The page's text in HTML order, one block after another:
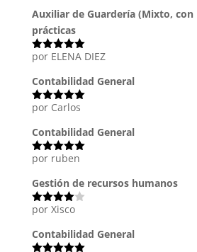
Auxiliar de Guardería (Mixto, con
prácticas
Valorado
por ELENA DIEZ
Contabilidad General
Valorado
por Carlos
Contabilidad General
Valorado
por ruben
Gestión de recursos humanos
Valorado
5
por Xisco
Contabilidad General